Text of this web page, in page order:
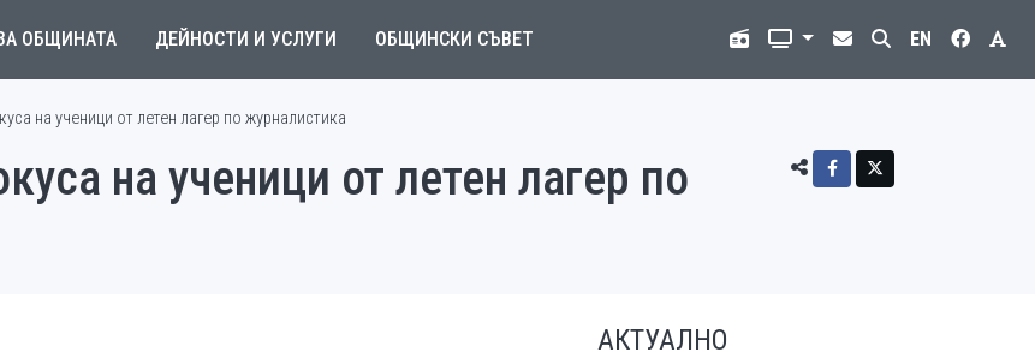
ОБЩИНАТА ДЕЙНОСТИ И УСЛУГИ ОБЩИНСКИ СЪВЕТ EN
на ученици от летен лагер по журналистика
на ученици от летен лагер по
АКТУАЛНО